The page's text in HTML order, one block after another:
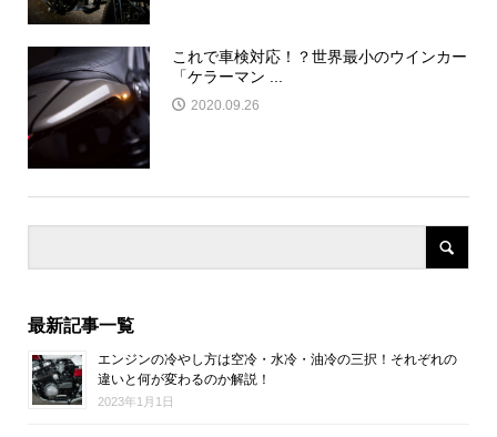
これで車検対応！？世界最小のウインカー
「ケラーマン ...
2020.09.26
最新記事一覧
エンジンの冷やし方は空冷・水冷・油冷の三択！それぞれの
違いと何が変わるのか解説！
2023年1月1日